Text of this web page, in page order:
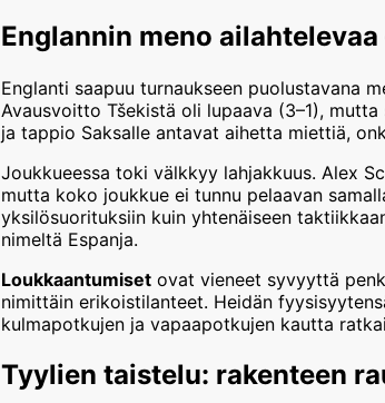
Englannin meno
Englanti saapuu turnaukseen puolustavana
Avausvoitto Tšekistä oli lupaava (3–1),
ja tappio Saksalle antavat aihetta miettiä,
Joukkueessa toki välkkyy lahjakkuus. Alex
mutta koko joukkue ei tunnu pelaavan
yksilösuorituksiin kuin yhtenäiseen
nimeltä Espanja.
Loukkaantumiset ovat vieneet syvyyttä
nimittäin erikoistilanteet. Heidän
kulmapotkujen ja vapaapotkujen kautta
Tyylien taistelu: rakenteen